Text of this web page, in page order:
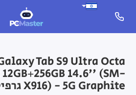
Tab S9 Ultra Octa
14.6'' (SM-
X916) - 5G Graphite גרפיט